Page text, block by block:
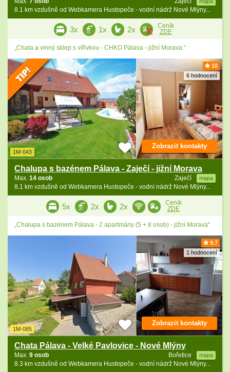
8.1 km vzdušně od Webkamera Hustopeče - vodní nádrž Nové Mlýny...
3x 1x 2x
Ceník
ZDE
„Chata a vinný sklep s vířivkou - CHKO Pálava - jižní Morava.“
10
6 hodnocení
1M-043
Chalupa s bazénem Pálava - Zaječí - jižní Morava
Zaječí mapa
Max. 14 osob
8.1 km vzdušně od Webkamera Hustopeče - vodní nádrž Nové Mlýny...
Zobrazit kontakty
5x 2x 2x
Ceník
ZDE
„Chalupa s bazénem Pálava - 2 apartmány (5 + 8 osob) - jižní Morava“
9.7
1 hodnocení
1M-085
Chata Pálava - Velké Pavlovice - Nové Mlýny
Bořetice mapa
Max. 9 osob
8.3 km vzdušně od Webkamera Hustopeče - vodní nádrž Nové Mlýny...
Zobrazit kontakty